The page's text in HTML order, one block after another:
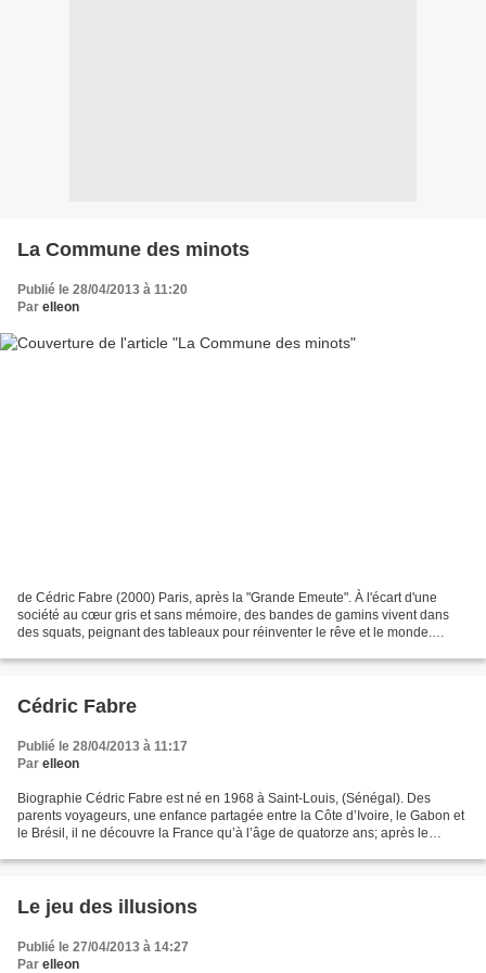
La Commune des minots
Publié le 28/04/2013 à 11:20
Par elleon
de Cédric Fabre (2000) Paris, après la "Grande Emeute". À l'écart d'une
société au cœur gris et sans mémoire, des bandes de gamins vivent dans
des squats, peignant des tableaux pour réinventer le rêve et le monde.
Cédric Fabre
Publié le 28/04/2013 à 11:17
Par elleon
Biographie Cédric Fabre est né en 1968 à Saint-Louis, (Sénégal). Des
parents voyageurs, une enfance partagée entre la Côte d’Ivoire, le Gabon et
le Brésil, il ne découvre la France qu’à l’âge de quatorze ans; après le
Le jeu des illusions
Publié le 27/04/2013 à 14:27
Par elleon